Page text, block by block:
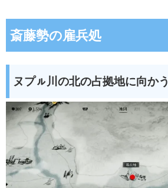
斎藤勢の雇兵処
ヌプㇽ川の北の占拠地に向かう